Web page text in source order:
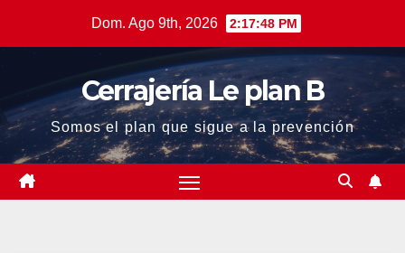
Dom. Ago 9th, 2026 2:17:48 PM
Cerrajería Le plan B
Somos el plan que sigue a la prevención